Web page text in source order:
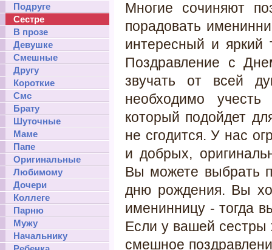
Подруге
Сестре
В прозе
Девушке
Смешные
Другу
Короткие
Смс
Брату
Шуточные
Маме
Папе
Оригинальные
Любимому
Дочери
Коллеге
Парню
Мужу
Начальнику
Многие сочиняют
порадовать
интересный и яркий
Поздравление с
звучать от всей
необходимо учесть
который подойдет
не сгодится. У нас
и добрых,
Вы можете выбрать
дню рождения. Вы
именинницу - тогда
Если у вашей сестры
смешное